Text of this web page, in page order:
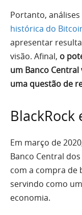
Portanto,
histórica do
apresentar
visão. Afinal, o
um Banco
uma questão de
BlackRock
Em março de
Banco Central
com a compra de
servindo como
economia.